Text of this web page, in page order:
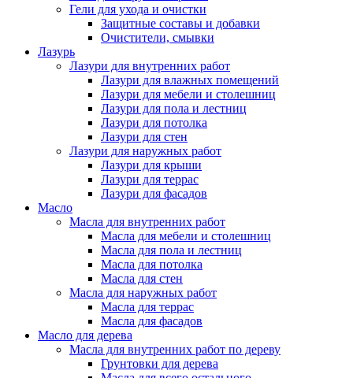
Гели для ухода и очистки
Защитные составы и добавки
Очистители, смывки
Лазурь
Лазури для внутренних работ
Лазури для влажных помещений
Лазури для мебели и столешниц
Лазури для пола и лестниц
Лазури для потолка
Лазури для стен
Лазури для наружных работ
Лазури для крыши
Лазури для террас
Лазури для фасадов
Масло
Масла для внутренних работ
Масла для мебели и столешниц
Масла для пола и лестниц
Масла для потолка
Масла для стен
Масла для наружных работ
Масла для террас
Масла для фасадов
Масло для дерева
Масла для внутренних работ по дереву
Грунтовки для дерева